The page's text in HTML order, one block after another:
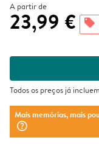
A partir de
23,99 € offers
Todos os preços já
Mais memórias, mais
question_mark_circle